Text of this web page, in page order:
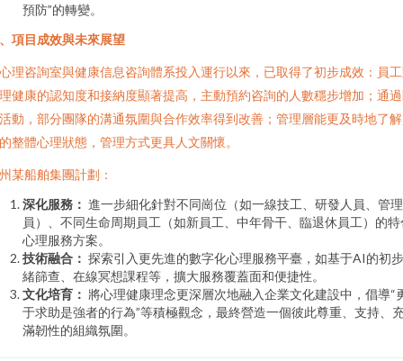
預防”的轉變。
項目成效與未來展望
理咨詢室與健康信息咨詢體系投入運行以來，已取得了初步成效：員
健康的認知度和接納度顯著提高，主動預約咨詢的人數穩步增加；通
動，部分團隊的溝通氛圍與合作效率得到改善；管理層能更及時地了
整體心理狀態，管理方式更具人文關懷。
某船舶集團計劃：
深化服務： 進一步細化針對不同崗位（如一線技工、研發人員、管
員）、不同生命周期員工（如新員工、中年骨干、臨退休員工）的特
心理服務方案。
技術融合： 探索引入更先進的數字化心理服務平臺，如基于AI的初
緒篩查、在線冥想課程等，擴大服務覆蓋面和便捷性。
文化培育： 將心理健康理念更深層次地融入企業文化建設中，倡導“
于求助是強者的行為”等積極觀念，最終營造一個彼此尊重、支持、
滿韌性的組織氛圍。